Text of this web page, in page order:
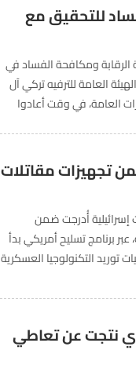
للتحقيق مع
ومكافحة الفساد في
العامة للترفيه تركي آل
العامة، في وقت أعادوا
تجهيزات مقاتلات
أُدرجت ضمن
برنامج تسليح أمريكي بدأ
التكنولوجيا العسكرية
نتجت عن تعاطي